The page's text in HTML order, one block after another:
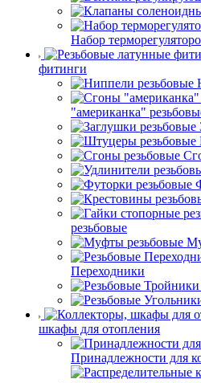
Набор
фитинги
"американка"
резьбовые
Переходники
шкафы для отопления
Принадлежности для